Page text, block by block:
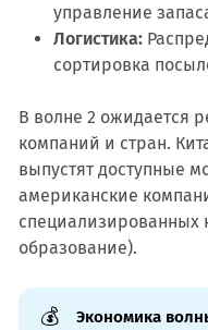
управление
Логистика:
сортировка
В волне 2 ожидается
компаний и стран.
выпустят доступные
американские
специализированных
образование).
💰 Экономика